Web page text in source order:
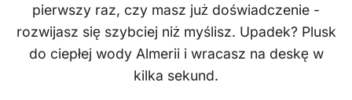
pierwszy raz, czy masz już doświadczenie -
rozwijasz się szybciej niż myślisz. Upadek? Plusk
do ciepłej wody Almerii i wracasz na deskę w
kilka sekund.